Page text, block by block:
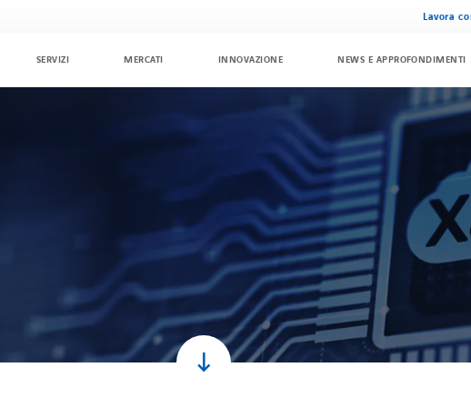
Lavora
SERVIZI MERCATI INNOVAZIONE NEWS E APPROFONDIMENTI